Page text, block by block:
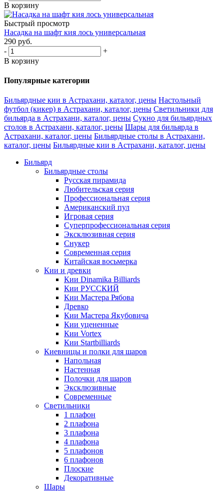
В корзину
Быстрый просмотр
Насадка на шафт кия лось универсальная
290 руб.
-
+
В корзину
Популярные категории
Бильярдные кии в Астрахани, каталог, цены Настольный
футбол (кикер) в Астрахани, каталог, цены Светильники для
бильярда в Астрахани, каталог, цены Сукно для бильярдных
столов в Астрахани, каталог, цены Шары для бильярда в
Астрахани, каталог, цены Бильярдные столы в Астрахани,
каталог, цены Бильярдные кии в Астрахани, каталог, цены
Бильярд
Бильярдные столы
Русская пирамида
Любительская серия
Профессиональная серия
Американский пул
Игровая серия
Суперпрофессиональная серия
Эксклюзивная серия
Снукер
Современная серия
Китайская восьмерка
Кии и древки
Кии Dinamika Billiards
Кии РУССКИЙ
Кии Мастера Рябова
Древко
Кии Мастера Якубовича
Кии уцененные
Кии Vortex
Кии Startbilliards
Киевницы и полки для шаров
Напольная
Настенная
Полочки для шаров
Эксклюзивные
Современные
Светильники
1 плафон
2 плафона
3 плафона
4 плафона
5 плафонов
6 плафонов
Плоские
Декоративные
Шары